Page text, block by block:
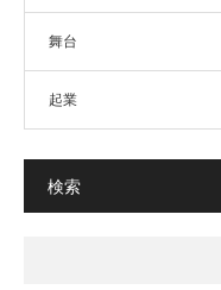
舞台
起業
検索